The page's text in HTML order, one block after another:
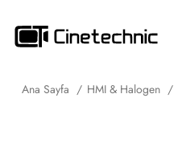
Ana Sayfa HMI & Halogen